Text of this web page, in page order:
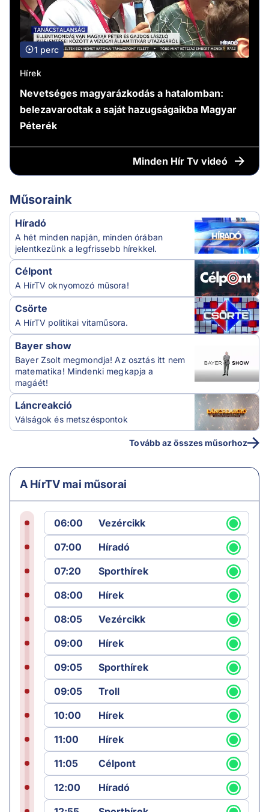
1 perc
Hírek
Nevetséges magyarázkodás a hatalomban:
belezavarodtak a saját hazugságaikba Magyar
Péterék
Minden Hír Tv videó
Műsoraink
Híradó
A hét minden napján, minden órában
jelentkezünk a legfrissebb hírekkel.
Célpont
A HírTV oknyomozó műsora!
Csörte
A HírTV politikai vitaműsora.
Bayer show
Bayer Zsolt megmondja! Az osztás itt nem
matematika! Mindenki megkapja a
magáét!
Láncreakció
Válságok és metszéspontok
Tovább az összes műsorhoz
A HírTV mai műsorai
06:00
Vezércikk
07:00
Híradó
07:20
Sporthírek
08:00
Hírek
08:05
Vezércikk
09:00
Hírek
09:05
Sporthírek
09:05
Troll
10:00
Hírek
11:00
Hírek
11:05
Célpont
12:00
Híradó